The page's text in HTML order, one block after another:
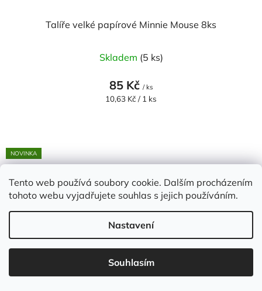
Tento web používá soubory cookie. Dalším procházením
tohoto webu vyjadřujete souhlas s jejich používáním.
Nastavení
Souhlasím
Talíře velké papírové Minnie Mouse 8ks
Skladem (5 ks)
85 Kč / ks
Měrná
10,63 Kč / 1 ks
NOVINKA